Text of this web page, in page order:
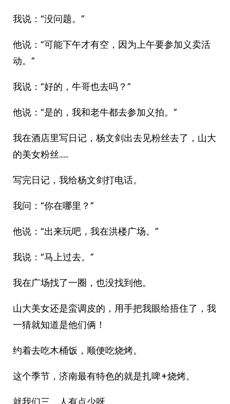
我说：“没问题。”
他说：“可能下午才有空，因为上午要参加义卖活
动。”
我说：“好的，牛哥也去吗？”
他说：“是的，我和老牛都去参加义拍。”
我在酒店里写日记，杨文剑出去见粉丝去了，山大
的美女粉丝……
写完日记，我给杨文剑打电话。
我问：“你在哪里？”
他说：“出来玩吧，我在洪楼广场。”
我说：“马上过去。”
我在广场找了一圈，也没找到他。
山大美女还是蛮调皮的，用手把我眼给捂住了，我
一猜就知道是他们俩！
约着去吃木桶饭，顺便吃烧烤。
这个季节，济南最有特色的就是扎啤+烧烤。